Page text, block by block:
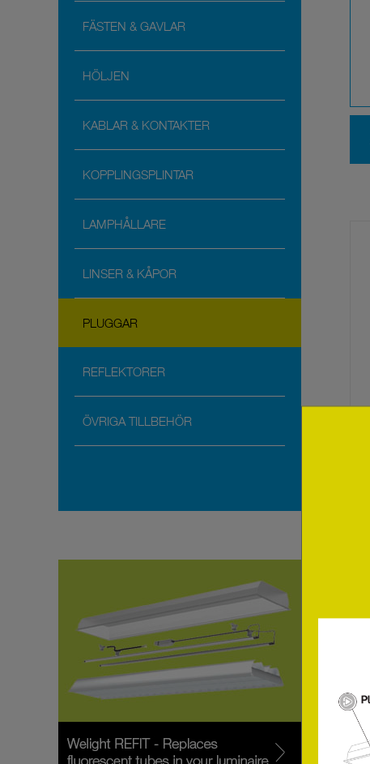
FÄSTEN & GAVLAR
HÖLJEN
KABLAR & KONTAKTER
KOPPLINGSPLINTAR
LAMPHÅLLARE
LINSER & KÅPOR
PLUGGAR
REFLEKTORER
ÖVRIGA TILLBEHÖR